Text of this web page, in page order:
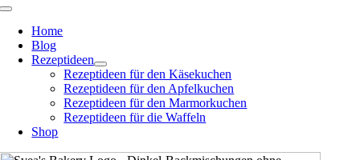
Zum
Inhalt
springen
Toggle
Navigation
Home
Blog
Rezeptideen
Rezeptideen für den Käsekuchen
Rezeptideen für den Apfelkuchen
Rezeptideen für den Marmorkuchen
Rezeptideen für die Waffeln
Shop